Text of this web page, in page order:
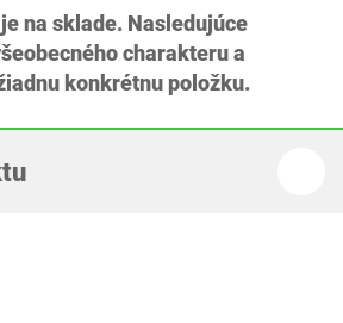
na sklade. Nasledujúce
charakteru a
konkrétnu položku.